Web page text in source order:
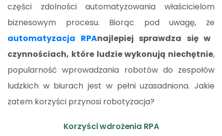
części zdolności automatyzowania właścicielom
biznesowym procesu. Biorąc pod uwagę, że
automatyzacja RPAnajlepiej sprawdza się w
czynnościach, które ludzie wykonują niechętnie,
popularność wprowadzania robotów do zespołów
ludzkich w biurach jest w pełni uzasadniona. Jakie
zatem korzyści przynosi robotyzacja?
Korzyści wdrożenia RPA